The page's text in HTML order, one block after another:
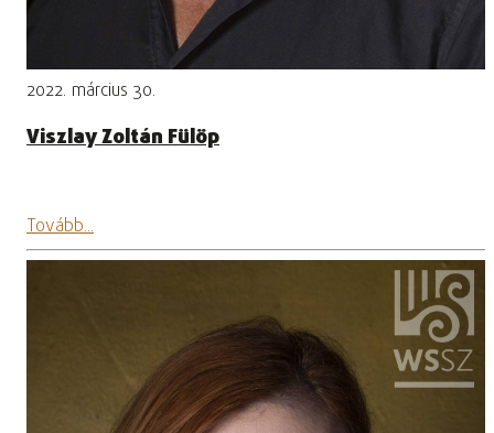
2022. március 30.
Viszlay Zoltán Fülöp
Tovább...